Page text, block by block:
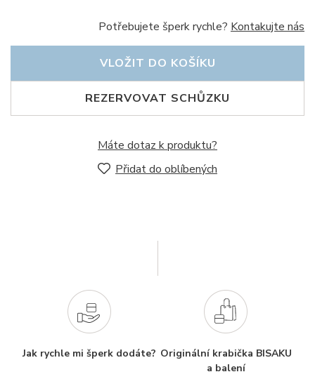
Potřebujete šperk rychle? Kontakujte nás
REZERVOVAT SCHŮZKU
VLOŽIT DO KOŠÍKU
Máte dotaz k produktu?
Přidat do oblíbených
Jak rychle mi šperk dodáte? Originální krabička BISAKU
a balení